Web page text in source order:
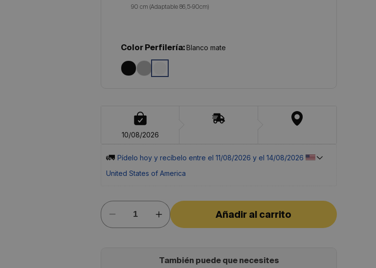
Color Perfilería:Blanco mate
10/08/2026
🚛 Pídelo hoy y recíbelo entre el 11/08/2026 y el 14/08/2026
United States of America
Reducir
Aumentar
cantidad
de
Ducha
Añadir al carrito
También puede que necesites